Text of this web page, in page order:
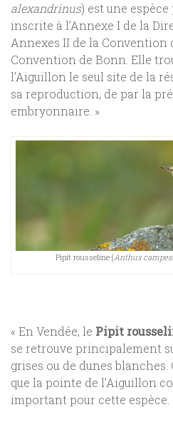
alexandrinus) est une
inscrite à l’Annexe I de la
Annexes II de la Convention
Convention de Bonn. Elle
l’Aiguillon le seul site de la
sa reproduction, de par la
embryonnaire. »
Pipit rousseline (Anthus
« En Vendée, le Pipit
se retrouve principalement
grises ou de dunes blanches.
que la pointe de l’Aiguillon
important pour cette espèce.